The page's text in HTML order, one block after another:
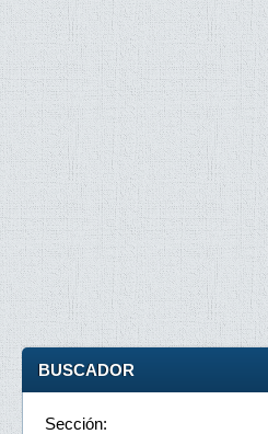
BUSCADOR
Sección: